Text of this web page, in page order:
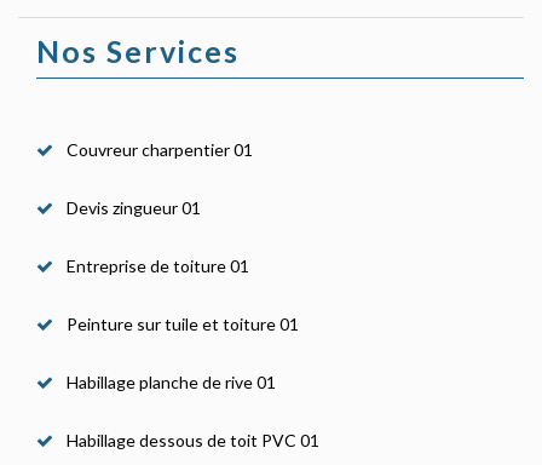
Nos Services
Couvreur charpentier 01
Devis zingueur 01
Entreprise de toiture 01
Peinture sur tuile et toiture 01
Habillage planche de rive 01
Habillage dessous de toit PVC 01